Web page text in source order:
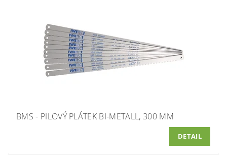
BMS - PILOVÝ PLÁTEK BI-METALL, 300 MM
DETAIL